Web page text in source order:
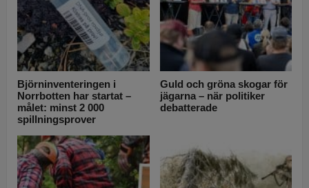
Björninventeringen i
Norrbotten har startat –
målet: minst 2 000
spillningsprover
Guld och gröna skogar för
jägarna – när politiker
debatterade